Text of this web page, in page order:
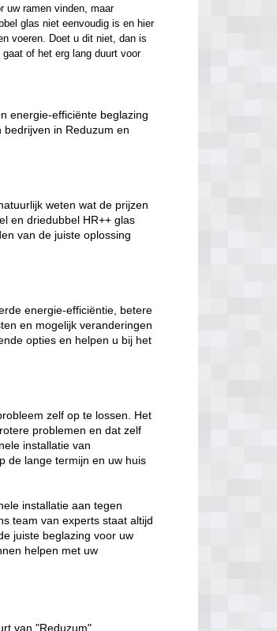
uw ramen vinden, maar
glas niet eenvoudig is en hier
voeren. Doet u dit niet, dan is
of het erg lang duurt voor
energie-efficiënte beglazing
in Reduzum en
weten wat de prijzen
en driedubbel HR++ glas
van de juiste oplossing
energie-efficiëntie, betere
en mogelijk veranderingen
opties en helpen u bij het
zelf op te lossen. Het
problemen en dat zelf
installatie van
de lange termijn en uw huis
installatie aan tegen
team van experts staat altijd
juiste beglazing voor uw
helpen met uw
van "Reduzum".